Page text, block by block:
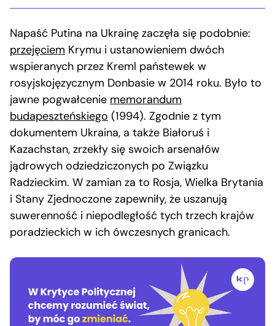
Napaść Putina na Ukrainę zaczęła się podobnie:
przejęciem Krymu i ustanowieniem dwóch
wspieranych przez Kreml państewek w
rosyjskojęzycznym Donbasie w 2014 roku. Było to
jawne pogwałcenie memorandum
budapeszteńskiego (1994). Zgodnie z tym
dokumentem Ukraina, a także Białoruś i
Kazachstan, zrzekły się swoich arsenałów
jądrowych odziedziczonych po Związku
Radzieckim. W zamian za to Rosja, Wielka Brytania
i Stany Zjednoczone zapewniły, że uszanują
suwerenność i niepodległość tych trzech krajów
poradzieckich w ich ówczesnych granicach.